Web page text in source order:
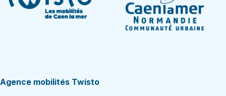
Agence mobilités Twisto